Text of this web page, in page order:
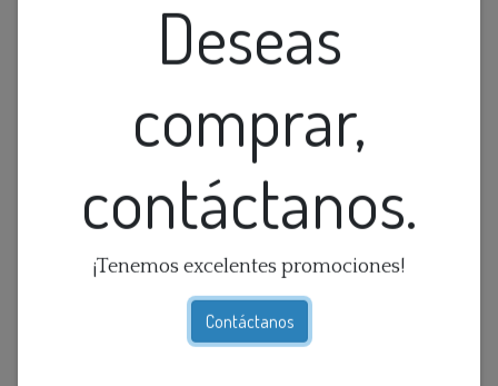
Deseas
comprar,
contáctanos.
¡Tenemos excelentes promociones!
Contáctanos